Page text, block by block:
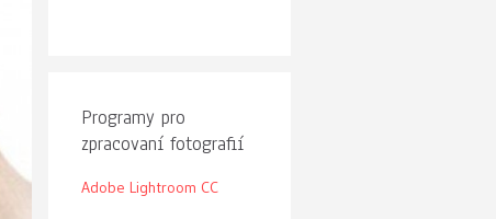
Programy pro
zpracovaní fotografií
Adobe Lightroom CC